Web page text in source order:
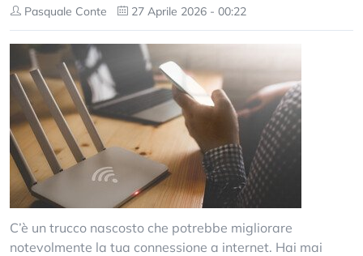
Pasquale Conte 27 Aprile 2026 - 00:22
C’è un trucco nascosto che potrebbe migliorare
notevolmente la tua connessione a internet. Hai mai